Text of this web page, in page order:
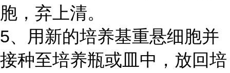
胞，弃上清。
5、用新的培养基重悬细胞并
接种至培养瓶或皿中，放回培